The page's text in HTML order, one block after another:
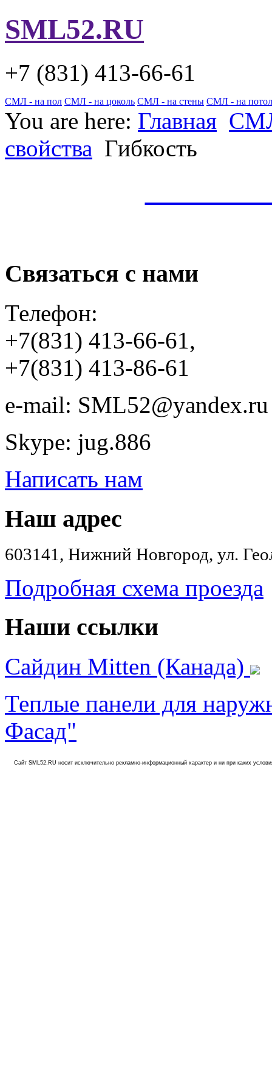
SML52.RU
+7 (831) 413-66-61
СМЛ - на пол СМЛ - на цоколь СМЛ - на стены СМЛ - на
You are here: Главная
свойства Гибкость
Связаться с нами
Телефон:
+7(831) 413-66-61,
+7(831) 413-86-61
e-mail: SML52@yandex.ru
Skype: jug.886
Написать нам
Наш адрес
603141, Нижний Новгород, ул.
Подробная схема проезда
Наши ссылки
Сайдин Mitten (Канада)
Теплые панели для
Фасад"
Сайт SML52.RU носит исключительно рекламно-информационный характер и ни при каких